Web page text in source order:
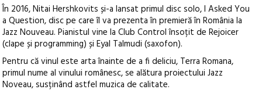
În 2016, Nitai Hershkovits și-a lansat primul disc solo, I Asked You
a Question, disc pe care îl va prezenta în premieră în România la
Jazz Nouveau. Pianistul vine la Club Control însoțit de Rejoicer
(clape și programming) și Eyal Talmudi (saxofon).
Pentru că vinul este arta înainte de a fi deliciu, Terra Romana,
primul nume al vinului românesc, se alătura proiectului Jazz
Noveau, susținând astfel muzica de calitate.